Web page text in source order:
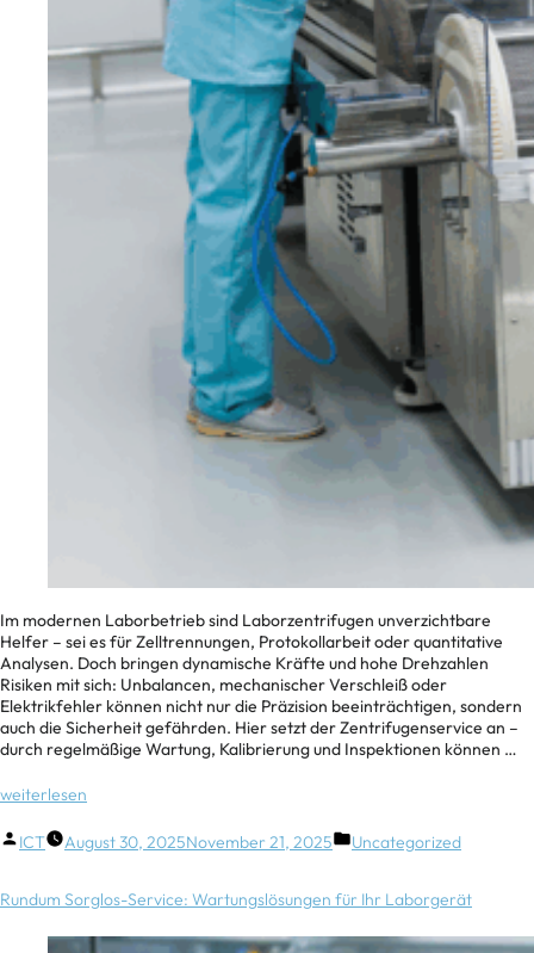
Im modernen Laborbetrieb sind Laborzentrifugen unverzichtbare
Helfer – sei es für Zelltrennungen, Protokollarbeit oder quantitative
Analysen. Doch bringen dynamische Kräfte und hohe Drehzahlen
Risiken mit sich: Unbalancen, mechanischer Verschleiß oder
Elektrikfehler können nicht nur die Präzision beeinträchtigen, sondern
auch die Sicherheit gefährden. Hier setzt der Zentrifugenservice an –
durch regelmäßige Wartung, Kalibrierung und Inspektionen können …
weiterlesen
ICT August 30, 2025November 21, 2025 Uncategorized
Rundum Sorglos-Service: Wartungslösungen für Ihr Laborgerät